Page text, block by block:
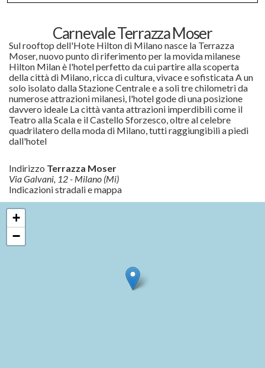
Carnevale Terrazza Moser
Sul rooftop dell'Hote Hilton di Milano nasce la Terrazza
Moser, nuovo punto di riferimento per la movida milanese
Hilton Milan è l'hotel perfetto da cui partire alla scoperta
della città di Milano, ricca di cultura, vivace e sofisticata A un
solo isolato dalla Stazione Centrale e a soli tre chilometri da
numerose attrazioni milanesi, l'hotel gode di una posizione
davvero ideale La città vanta attrazioni imperdibili come il
Teatro alla Scala e il Castello Sforzesco, oltre al celebre
quadrilatero della moda di Milano, tutti raggiungibili a piedi
dall'hotel
Indirizzo Terrazza Moser
Via Galvani, 12 - Milano (Mi)
Indicazioni stradali e mappa
+
−